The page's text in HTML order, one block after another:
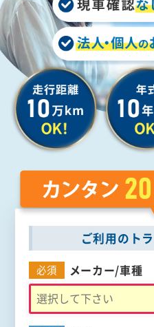
ご利用のト
必須 メーカー/車種